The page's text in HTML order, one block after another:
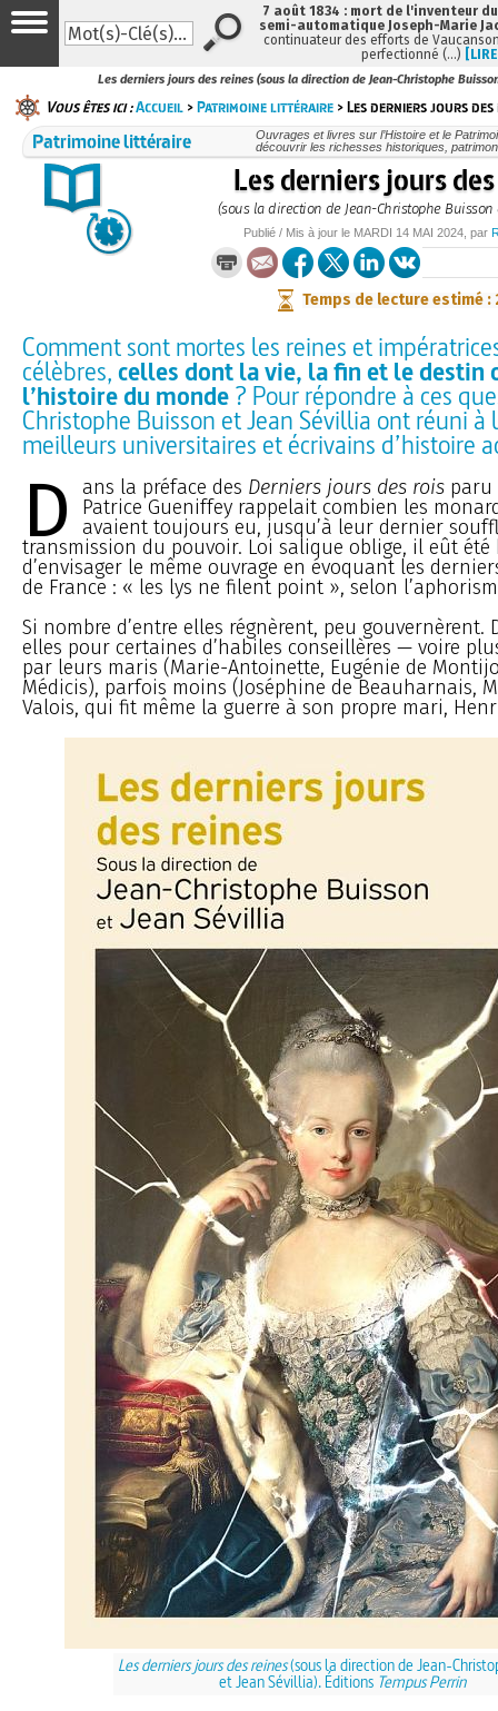
Les derniers jours des reines (sous la direction de Jean-Christophe
Vous êtes ici :Accueil >Patrimoine littéraire > Les derniers jours des
Patrimoine littéraire
Ouvrages et livres sur l’Histoire et le
découvrir les richesses historiques,
Les derniers jours
(sous la direction de Jean-Christophe Buisson
Publié / Mis à jour le MARDI 14 MAI 2024 , par
Temps de lecture estimé :
Comment sont mortes les reines et
célèbres,celles dont la vie, la fin et le destin
l’histoire du monde? Pour répondre à ces
Christophe Buisson et Jean Sévillia ont réuni à
meilleurs universitaires et écrivains d’histoire
D ans la préface des Derniers jours des rois paru
Patrice Gueniffey rappelait combien les
avaient toujours eu, jusqu’à leur dernier
transmission du pouvoir. Loi salique oblige, il eût
d’envisager le même ouvrage en évoquant les
de France : « les lys ne filent point », selon
Si nombre d’entre elles régnèrent, peu
elles pour certaines d’habiles conseillères — voire
par leurs maris (Marie-Antoinette, Eugénie de
Médicis), parfois moins (Joséphine de Beauharnais,
Valois, qui fit même la guerre à son propre mari,
Les derniers jours des reines(sous la direction de Jean-
et Jean Sévillia). Éditions Tempus Perrin
7 août 1834 : mort de l'inventeur
semi-automatique Joseph-Marie
continuateur des efforts de
perfectionné (…)